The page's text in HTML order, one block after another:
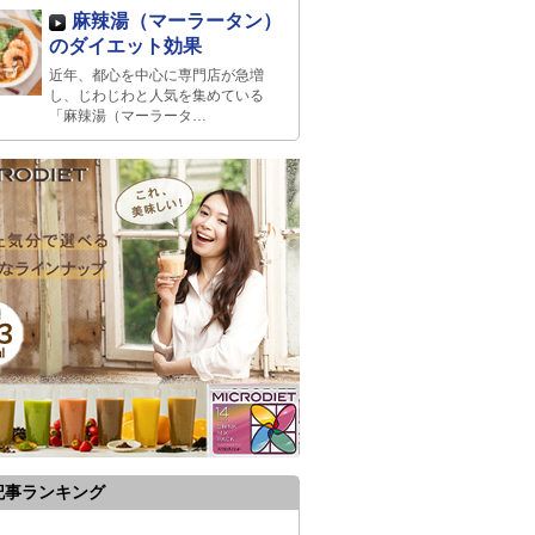
麻辣湯（マーラータン）
のダイエット効果
近年、都心を中心に専門店が急増
し、じわじわと人気を集めている
「麻辣湯（マーラータ…
事ランキング